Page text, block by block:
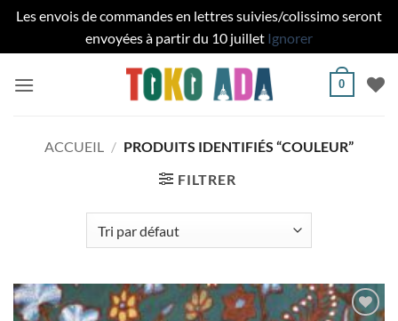
Les envois de commandes en lettres suivies/colissimo seront
envoyées à partir du 10 juillet Ignorer
0
ACCUEIL / PRODUITS IDENTIFIÉS “COULEUR”
FILTRER